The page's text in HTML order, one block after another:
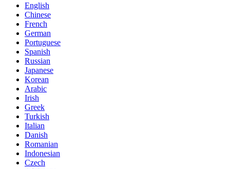
English
Chinese
French
German
Portuguese
Spanish
Russian
Japanese
Korean
Arabic
Irish
Greek
Turkish
Italian
Danish
Romanian
Indonesian
Czech